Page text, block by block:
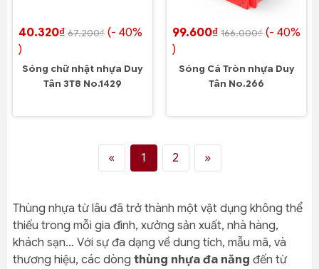
40.320₫ 67.200₫ (- 40%
)
Sóng chữ nhật nhựa Duy
Tân 3T8 No.1429
99.600₫ 166.000₫ (- 40%
)
Sóng Cá Tròn nhựa Duy
Tân No.266
« 1 2 »
Thùng nhựa từ lâu đã trở thành một vật dụng không thể
thiếu trong mỗi gia đình, xưởng sản xuất, nhà hàng,
khách sạn… Với sự đa dạng về dung tích, mẫu mã, và
thương hiệu, các dòng thùng nhựa đa năng đến từ